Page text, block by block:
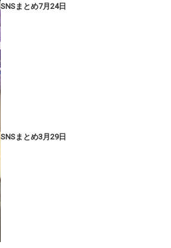
SNSまとめ7月24日
SNSまとめ3月29日